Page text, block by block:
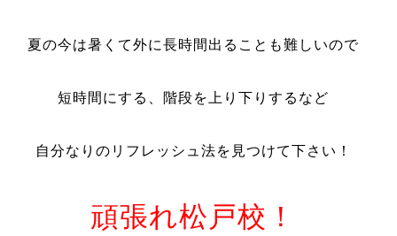
夏の今は暑くて外に長時間出ることも難しいので
短時間にする、階段を上り下りするなど
自分なりのリフレッシュ法を見つけて下さい！
頑張れ松戸校！